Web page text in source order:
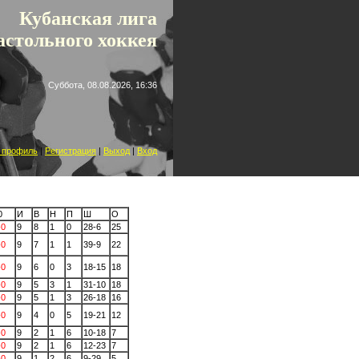
лига
хоккея
Суббота, 08.08.2026, 16:36
| Регистрация | Выход | Вход
И В Н П Ш
О
9 8 1 0 28-6
25
9 7 1 1 39-9 22
9 6 0 3 18-15
18
9 5 3 1 31-10
18
9 5 1 3 26-18
16
9 4 0 5 19-21
12
9 2 1 6 10-18 7
9 2 1 6 12-23 7